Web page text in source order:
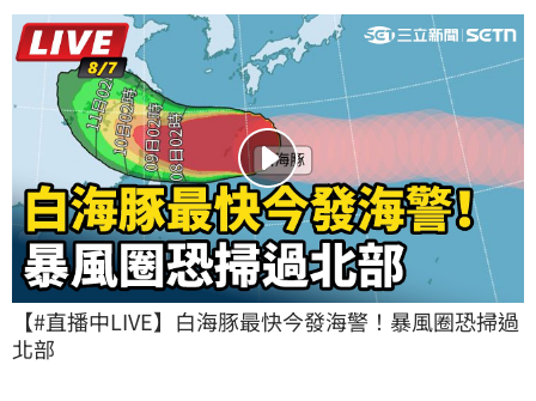
【#直播中LIVE】白海豚最快今發海警！暴風圈恐掃過
北部